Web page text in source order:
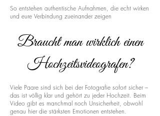
So entstehen authentische Aufnahmen, die echt wirken
und eure Verbindung zueinander zeigen
Braucht man wirklich einen
Hochzeitsvideografen?
Viele Paare sind sich bei der Fotografie sofort sicher –
das ist völlig klar und gehört zu jeder Hochzeit. Beim
Video gibt es manchmal noch Unsicherheit, obwohl
genau hier die stärksten Emotionen entstehen.